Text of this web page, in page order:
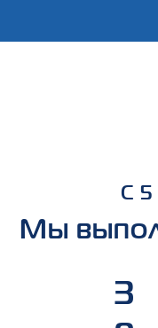
С 5
Мы
3